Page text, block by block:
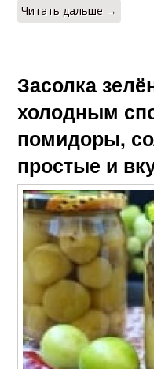
Читать дальше →
Засолка
холодным
помидоры,
простые и